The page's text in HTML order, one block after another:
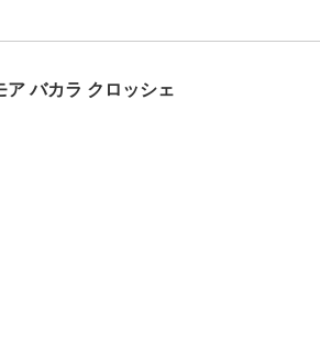
ア バカラ クロッシェ